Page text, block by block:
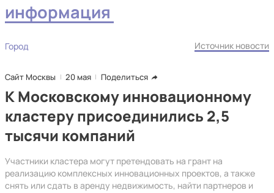
информация
Город Источник новости
Сайт Москвы 20 мая Поделиться
К Московскому инновационному
кластеру присоединились 2,5
тысячи компаний
Участники кластера могут претендовать на грант на
реализацию комплексных инновационных проектов, а также
снять или сдать в аренду недвижимость, найти партнеров и